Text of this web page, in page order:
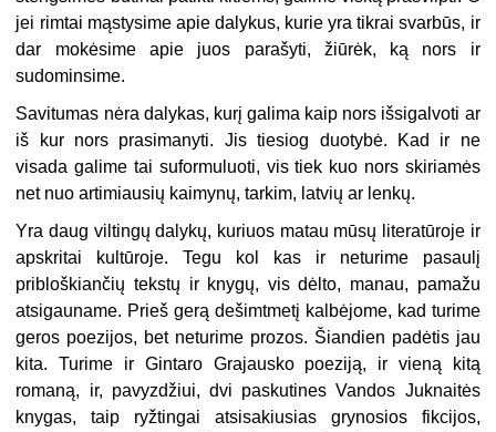
jei rimtai mąstysime apie dalykus, kurie yra tikrai svarbūs, ir
dar mokėsime apie juos parašyti, žiūrėk, ką nors ir
sudominsime.
Savitumas nėra dalykas, kurį galima kaip nors išsigalvoti ar
iš kur nors prasimanyti. Jis tiesiog duotybė. Kad ir ne
visada galime tai suformuluoti, vis tiek kuo nors skiriamės
net nuo artimiausių kaimynų, tarkim, latvių ar lenkų.
Yra daug viltingų dalykų, kuriuos matau mūsų literatūroje ir
apskritai kultūroje. Tegu kol kas ir neturime pasaulį
pribloškiančių tekstų ir knygų, vis dėlto, manau, pamažu
atsigauname. Prieš gerą dešimtmetį kalbėjome, kad turime
geros poezijos, bet neturime prozos. Šiandien padėtis jau
kita. Turime ir Gintaro Grajausko poeziją, ir vieną kitą
romaną, ir, pavyzdžiui, dvi paskutines Vandos Juknaitės
knygas, taip ryžtingai atsisakiusias grynosios fikcijos,